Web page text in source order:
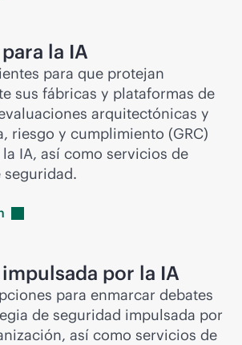
la IA
para que protejan
sus fábricas y plataformas de
arquitectónicas y
riesgo y cumplimiento (GRC)
IA, así como servicios de
por la IA
para enmarcar debates
de seguridad impulsada por
así como servicios de